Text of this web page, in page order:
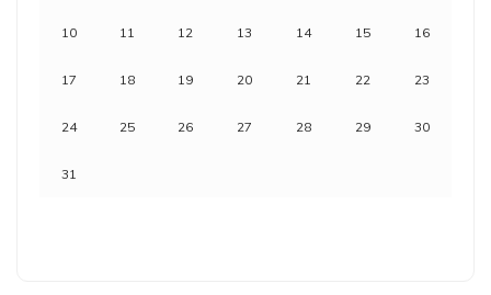
10 11 12 13 14 15 16
17 18 19 20 21 22 23
24 25 26 27 28 29 30
31